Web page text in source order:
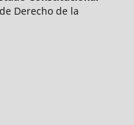
Derecho de la